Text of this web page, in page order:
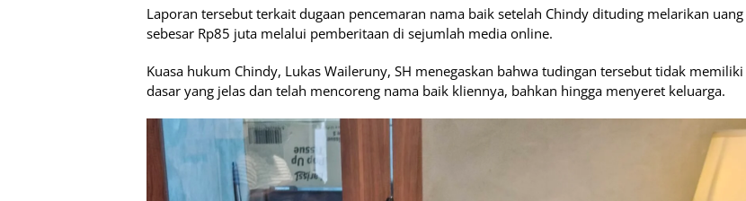
Laporan tersebut terkait dugaan pencemaran nama baik setelah Chindy dituding melarikan uang
sebesar Rp85 juta melalui pemberitaan di sejumlah media online.
Kuasa hukum Chindy, Lukas Waileruny, SH menegaskan bahwa tudingan tersebut tidak memiliki
dasar yang jelas dan telah mencoreng nama baik kliennya, bahkan hingga menyeret keluarga.